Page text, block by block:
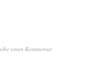
einen Kommentar